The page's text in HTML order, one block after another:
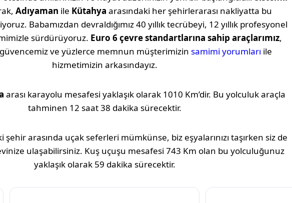
Adıyaman ile Kütahya arasındaki her şehirlerarası nakliyatta bu
Babamızdan devraldığımız 40 yıllık tecrübeyi, 12 yıllık profesyonel
sürdürüyoruz. Euro 6 çevre standartlarına sahip araçlarımız,
güvencemiz ve yüzlerce memnun müşterimizin samimi yorumları ile
hizmetimizin arkasındayız.
arası karayolu mesafesi yaklaşık olarak 1010 Km’dir. Bu yolculuk araçla
tahminen 12 saat 38 dakika sürecektir.
şehir arasında uçak seferleri mümkünse, biz eşyalarınızı taşırken siz de
ulaşabilirsiniz. Kuş uçuşu mesafesi 743 Km olan bu yolculuğunuz
yaklaşık olarak 59 dakika sürecektir.